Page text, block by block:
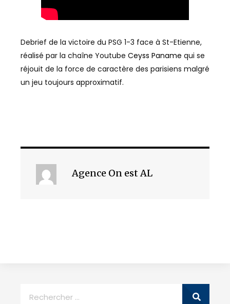
Debrief de la victoire du PSG 1-3 face à St-Etienne,
réalisé par la chaîne Youtube Ceyss Paname qui se
réjouit de la force de caractère des parisiens malgré
un jeu toujours approximatif.
Agence On est AL